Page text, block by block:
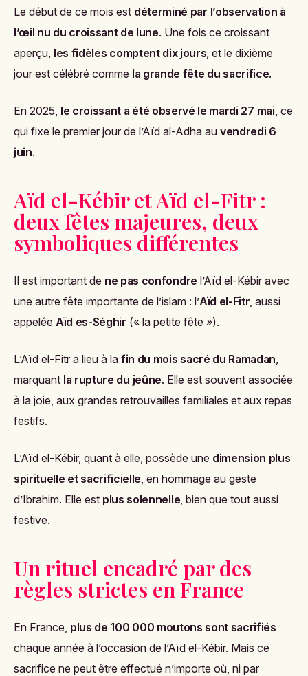
Le début de ce mois est déterminé par l’observation à
l’œil nu du croissant de lune. Une fois ce croissant
aperçu, les fidèles comptent dix jours , et le dixième
jour est célébré comme la grande fête du sacrifice.
En 2025, le croissant a été observé le mardi 27 mai , ce
qui fixe le premier jour de l’Aïd al-Adha au vendredi 6
juin.
Aïd el-Kébir et Aïd el-Fitr :
deux fêtes majeures, deux
symboliques différentes
Il est important de ne pas confondre l’Aïd el-Kébir avec
une autre fête importante de l’islam : l’Aïd el-Fitr , aussi
appelée Aïd es-Séghir (« la petite fête »).
L’Aïd el-Fitr a lieu à la fin du mois sacré du Ramadan
marquant la rupture du jeûne. Elle est souvent associée
à la joie, aux grandes retrouvailles familiales et aux repas
festifs.
L’Aïd el-Kébir, quant à elle, possède une dimension plus
spirituelle et sacrificielle , en hommage au geste
d’Ibrahim. Elle est plus solennelle , bien que tout aussi
festive.
Un rituel encadré par des
règles strictes en France
En France, plus de 100 000 moutons sont sacrifiés
chaque année à l’occasion de l’Aïd el-Kébir. Mais ce
sacrifice ne peut être effectué n’importe où, ni par